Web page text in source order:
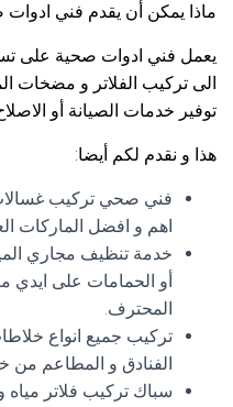
ماذا يمكن أن يقدم فني
يعمل فني ادوات صحية على
الى تركيب الفلاتر و مضخات
توفير خدمات الصيانة أو
هذا و نقدم لكم أيضا:
فني صحي تركيب
اهم و افضل الماركات
خدمة تنظيف مجاري
أو الحمامات على
المحترف.
تركيب جميع انواع
الفنادق و المطاعم من
سباك تركيب فلاتر